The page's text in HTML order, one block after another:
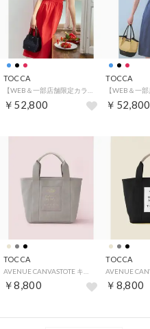
TOCCA
￥52,800
TOCCA
￥52,800
TOCCA
￥8,800
TOCCA
￥8,800